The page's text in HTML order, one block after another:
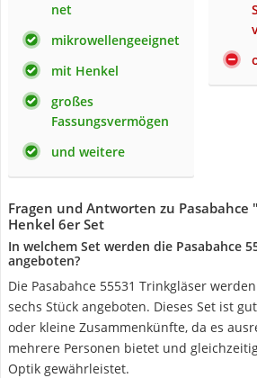
net
mikrowellengeeignet
mit Henkel
großes
Fassungsvermögen
und weitere
Fragen und Antworten zu Pasabahce
Henkel 6er Set
In welchem Set werden die Pasabahce
angeboten?
Die Pasabahce 55531 Trinkgläser
sechs Stück angeboten. Dieses Set ist
oder kleine Zusammenkünfte, da es
mehrere Personen bietet und
Optik gewährleistet.